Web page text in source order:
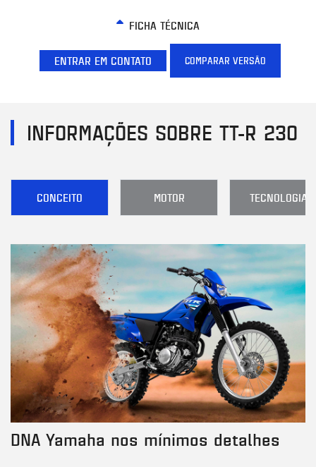
FICHA TÉCNICA
ENTRAR EM CONTATO COMPARAR VERSÃO
INFORMAÇÕES SOBRE TT-R 230
CONCEITO MOTOR TECNOLOGIA
DNA Yamaha nos mínimos detalhes